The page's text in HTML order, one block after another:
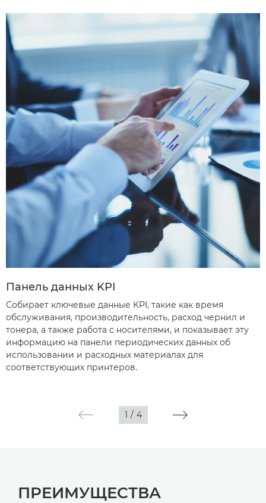
Панель данных KPI
Собирает ключевые данные KPI, такие как время
обслуживания, производительность, расход чернил и
тонера, а также работа с носителями, и показывает эту
информацию на панели периодических данных об
использовании и расходных материалах для
соответствующих принтеров.
1 / 4
ПРЕИМУЩЕСТВА